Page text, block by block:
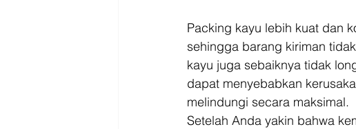
Packing kayu lebih kuat dan
sehingga barang kiriman
kayu juga sebaiknya tidak
dapat menyebabkan
melindungi secara maksimal.
Setelah Anda yakin bahwa